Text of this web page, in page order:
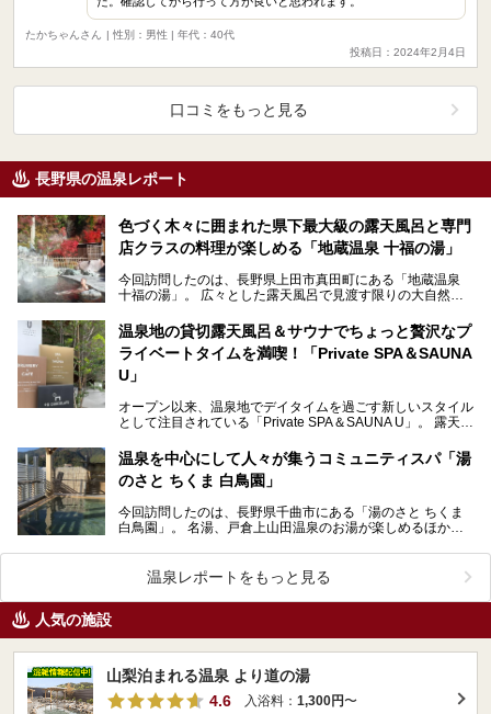
たかちゃんさん
| 性別：男性 | 年代：40代
投稿日：2024年2月4日
口コミをもっと見る
長野県の温泉レポート
色づく木々に囲まれた県下最大級の露天風呂と専門
店クラスの料理が楽しめる「地蔵温泉 十福の湯」
今回訪問したのは、長野県上田市真田町にある「地蔵温泉
十福の湯」。 広々とした露天風呂で見渡す限りの大自然を
温泉地の貸切露天風呂＆サウナでちょっと贅沢なプ
ライベートタイムを満喫！「Private SPA＆SAUNA
U」
オープン以来、温泉地でデイタイムを過ごす新しいスタイル
として注目されている「Private SPA＆SAUNA U」。 露天風
温泉を中心にして人々が集うコミュニティスパ「湯
のさと ちくま 白鳥園」
今回訪問したのは、長野県千曲市にある「湯のさと ちくま
白鳥園」。 名湯、戸倉上山田温泉のお湯が楽しめるほか、
温泉レポートをもっと見る
人気の施設
山梨泊まれる温泉 より道の湯
4.6
入浴料： 1,300円〜